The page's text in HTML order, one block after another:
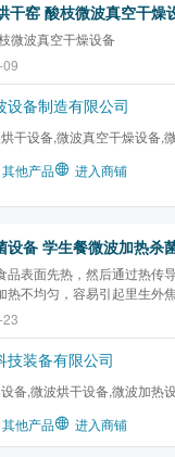
干窑 酸枝微波真空干燥
微波真空干燥设备
设备制造有限公司
干设备,微波真空干燥设备,
他产品 进入商铺
品表面先热，然后通过热传
热不均匀，容易引起里生外
满足不了现在的需求，而微
，加热速度快效率高，提高
广大餐饮企业解决了快餐供
技装备有限公司
备,微波烘干设备,微波加热
他产品 进入商铺